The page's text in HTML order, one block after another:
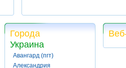
Города
Украина
Авангард (пгт)
Александрия